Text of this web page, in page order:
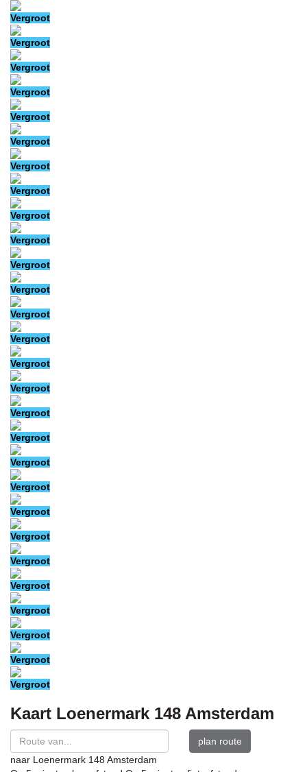
Vergroot
Vergroot
Vergroot
Vergroot
Vergroot
Vergroot
Vergroot
Vergroot
Vergroot
Vergroot
Vergroot
Vergroot
Vergroot
Vergroot
Vergroot
Vergroot
Vergroot
Vergroot
Vergroot
Vergroot
Vergroot
Vergroot
Vergroot
Vergroot
Vergroot
Vergroot
Vergroot
Vergroot
Kaart Loenermark 148 Amsterdam
plan route
naar Loenermark 148 Amsterdam